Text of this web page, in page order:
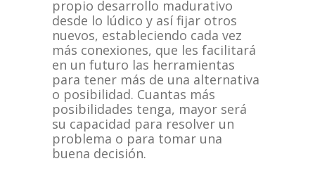
propio desarrollo madurativo
desde lo lúdico y así fijar otros
nuevos, estableciendo cada vez
más conexiones, que les facilitará
en un futuro las herramientas
para tener más de una alternativa
o posibilidad. Cuantas más
posibilidades tenga, mayor será
su capacidad para resolver un
problema o para tomar una
buena decisión.